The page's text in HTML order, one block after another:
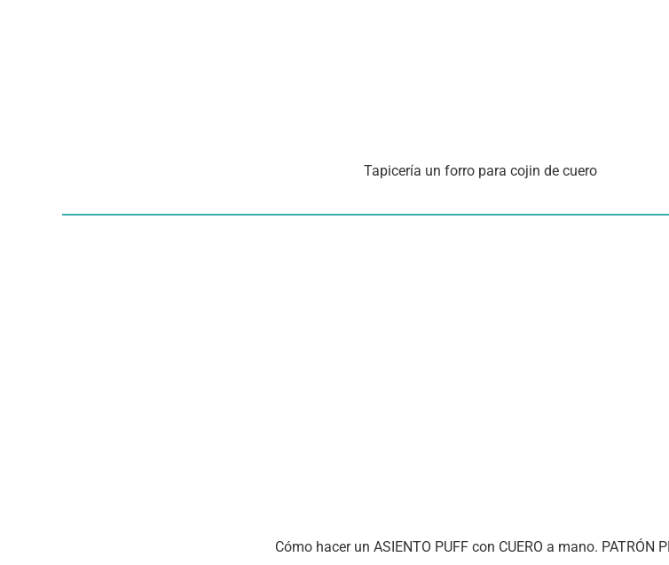
Tapicería un forro para cojin de cuero
Cómo hacer un ASIENTO PUFF con CUERO a mano. PATRÓN